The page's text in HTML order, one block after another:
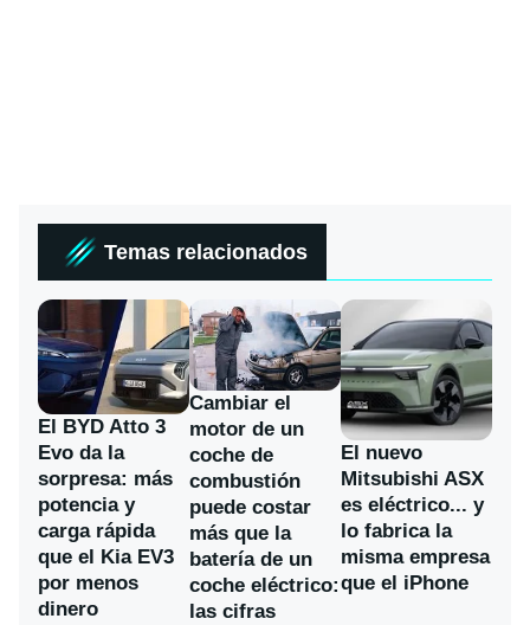
Temas relacionados
El BYD Atto 3
Evo da la
sorpresa: más
potencia y
carga rápida
que el Kia EV3
por menos
dinero
Cambiar el
motor de un
coche de
combustión
puede costar
más que la
batería de un
coche eléctrico:
las cifras
El nuevo
Mitsubishi ASX
es eléctrico... y
lo fabrica la
misma empresa
que el iPhone